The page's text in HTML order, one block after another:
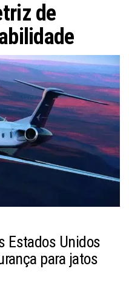
de
Estados Unidos
para jatos